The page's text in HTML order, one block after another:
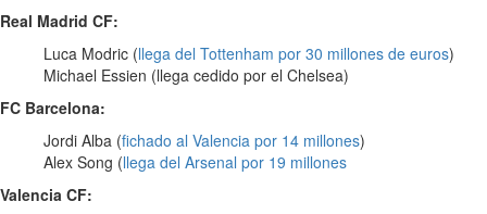
Real Madrid CF:
Luca Modric (llega del Tottenham por 30 millones de euros)
Michael Essien (llega cedido por el Chelsea)
FC Barcelona:
Jordi Alba (fichado al Valencia por 14 millones)
Alex Song (llega del Arsenal por 19 millones
Valencia CF: